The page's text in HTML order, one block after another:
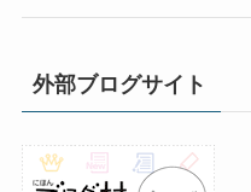
外部ブログサイト